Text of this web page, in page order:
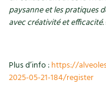
NOUVEAUTÉS
Alimentation et nutrition
Recettes par type de plat
Société et alternatives
Questions à la rédaction
paysanne et les pratiques
avec créativité et efficacité.
Plus d’info :https://
2025-05-21-184/register